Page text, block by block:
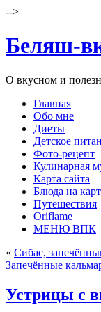
-->
Беляш-
О вкусном и
Главная
Обо мне
Диеты
Детское
Фото-рецепт
Кулинарная
Карта сайта
Блюда на
Путешествия
Oriflame
МЕНЮ ВПК
« Сибас,
Запечённые
Устрицы с